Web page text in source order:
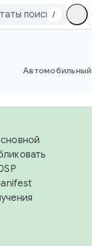
/
Автомобильный